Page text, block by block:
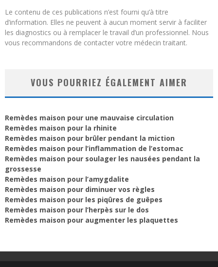
Le contenu de ces publications n’est fourni qu’à titre
d’information. Elles ne peuvent à aucun moment servir à faciliter
les diagnostics ou à remplacer le travail d’un professionnel. Nous
vous recommandons de contacter votre médecin traitant.
VOUS POURRIEZ ÉGALEMENT AIMER
Remèdes maison pour une mauvaise circulation
Remèdes maison pour la rhinite
Remèdes maison pour brûler pendant la miction
Remèdes maison pour l’inflammation de l’estomac
Remèdes maison pour soulager les nausées pendant la
grossesse
Remèdes maison pour l’amygdalite
Remèdes maison pour diminuer vos règles
Remèdes maison pour les piqûres de guêpes
Remèdes maison pour l’herpès sur le dos
Remèdes maison pour augmenter les plaquettes